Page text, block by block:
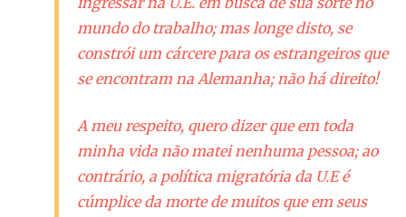
mundo do trabalho; mas longe disto, se
constrói um cárcere para os estrangeiros que
se encontram na Alemanha; não há direito!
A meu respeito, quero dizer que em toda
minha vida não matei nenhuma pessoa; ao
contrário, a política migratória da U.E é
cúmplice da morte de muitos que em seus